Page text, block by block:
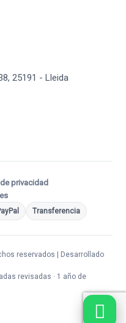
25191 - Lleida
privacidad
Transferencia
reservados | Desarrollado
revisadas · 1 año de